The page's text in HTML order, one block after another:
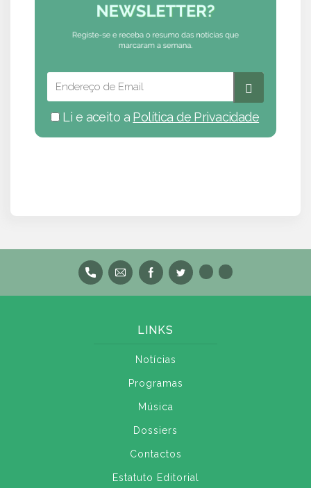
Li e aceito a Política de Privacidade
LINKS
Notícias
Programas
Música
Dossiers
Contactos
Estatuto Editorial